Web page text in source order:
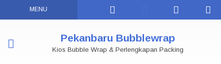
MENU
Pekanbaru Bubblewrap
Kios Bubble Wrap & Perlengkapan Packing